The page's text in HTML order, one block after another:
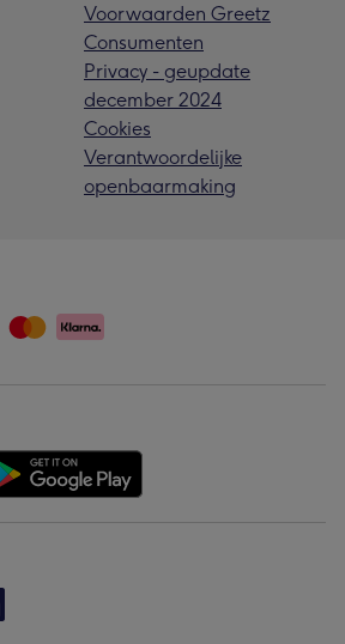
Voorwaarden Greetz
Consumenten
Privacy - geupdate
december 2024
Cookies
Verantwoordelijke
openbaarmaking